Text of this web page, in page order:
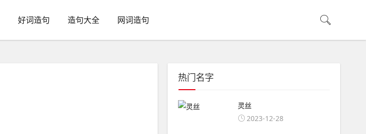
好词造句 造句大全 网词造句
热门名字
灵丝
2023-12-28